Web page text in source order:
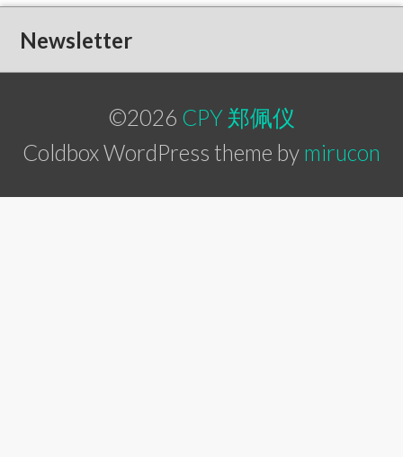
Newsletter
©2026 CPY 郑佩仪
Coldbox WordPress theme by mirucon